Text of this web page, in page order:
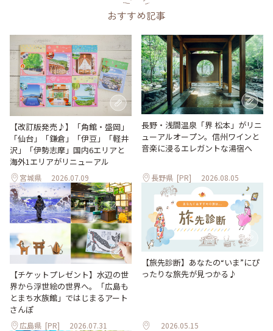
おすすめ記事
【改訂版発売♪】「角館・盛岡」
「仙台」「鎌倉」「伊豆」「軽井
沢」「伊勢志摩」国内6エリアと
海外1エリアがリニューアル
宮城県 2026.07.09
長野・浅間温泉「界 松本」がリニ
ューアルオープン。信州ワインと
音楽に浸るエレガントな湯宿へ
長野県 [PR] 2026.08.05
【チケットプレゼント】水辺の世
界から浮世絵の世界へ。「広島も
とまち水族館」ではじまるアート
さんぽ
広島県 [PR] 2026.07.31
【旅先診断】あなたの“いま”にぴ
ったりな旅先が見つかる♪
2026.05.15